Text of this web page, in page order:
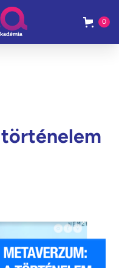
0